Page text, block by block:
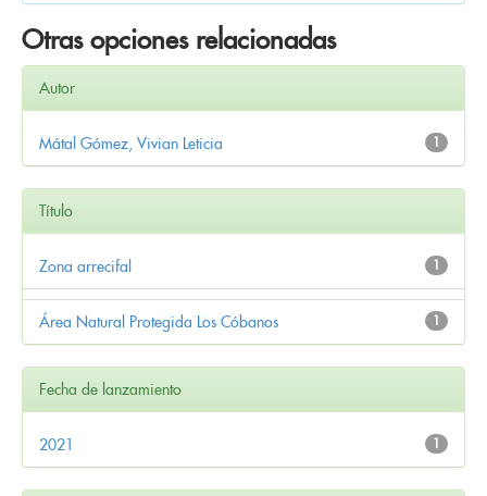
Otras opciones relacionadas
Autor
1
Mátal Gómez, Vivian Leticia
Título
1
Zona arrecifal
1
Área Natural Protegida Los Cóbanos
Fecha de lanzamiento
1
2021